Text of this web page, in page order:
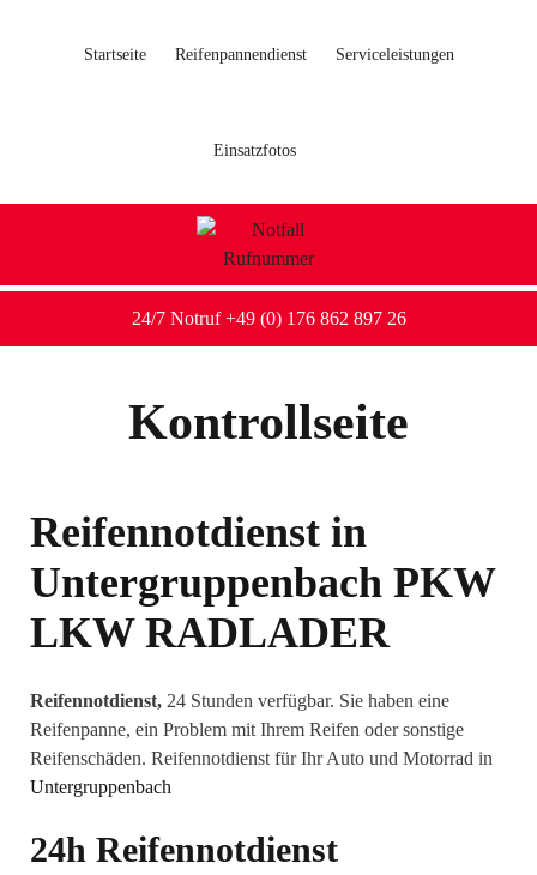
Startseite Reifenpannendienst Serviceleistungen
Einsatzfotos
24/7 Notruf +49 (0) 176 862 897 26
Kontrollseite
Reifennotdienst in
Untergruppenbach PKW
LKW RADLADER
Reifennotdienst, 24 Stunden verfügbar. Sie haben eine
Reifenpanne, ein Problem mit Ihrem Reifen oder sonstige
Reifenschäden. Reifennotdienst für Ihr Auto und Motorrad in
Untergruppenbach
24h Reifennotdienst